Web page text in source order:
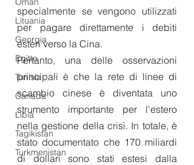
Lituania
Georgia
Egitto
Tunisia
Canada
Libia
Tagikistan
Turkmenistan
specialmente se vengono utilizzati
per pagare direttamente i debiti
esteri verso la Cina.
Pertanto, una delle osservazioni
principali è che la rete di linee di
scambio cinese è diventata uno
strumento importante per l'estero
nella gestione della crisi. In totale, è
stato documentato che 170 miliardi
di dollari sono stati estesi dalla